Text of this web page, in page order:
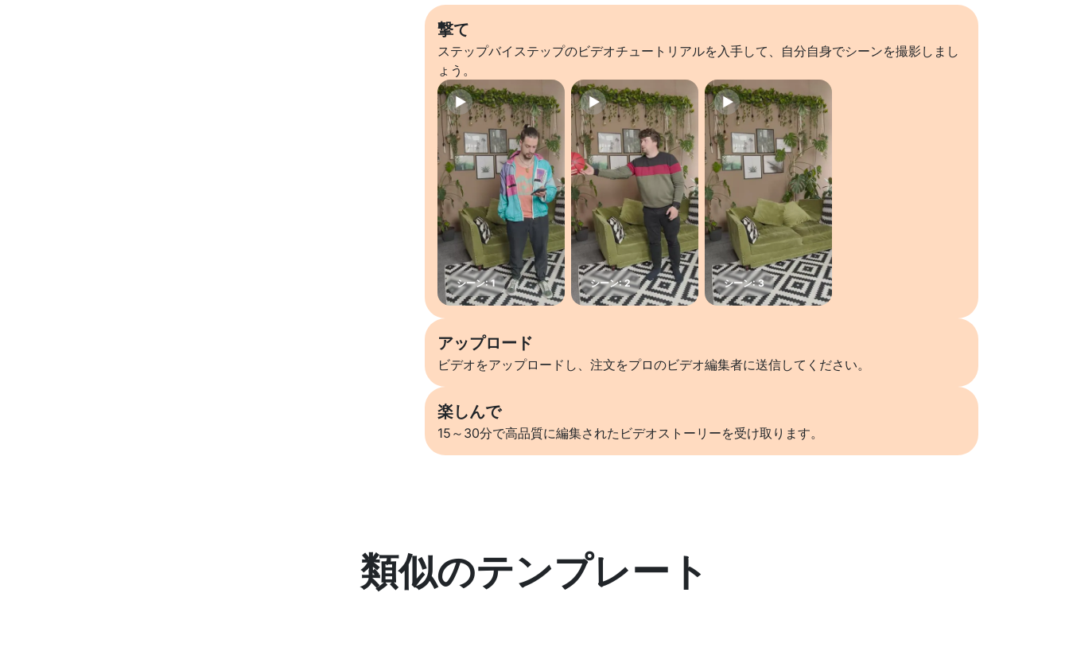
撃て
ステップバイステップのビデオチュートリアルを入手して、自分自身でシーンを撮影しまし
ょう。
アップロード
ビデオをアップロードし、注文をプロのビデオ編集者に送信してください。
楽しんで
15～30分で高品質に編集されたビデオストーリーを受け取ります。
類似のテンプレート